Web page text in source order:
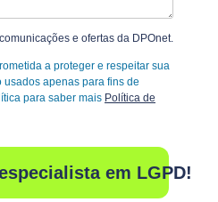
e ofertas da DPOnet.
a proteger e respeitar sua
apenas para fins de
para saber mais Política de
em LGPD!